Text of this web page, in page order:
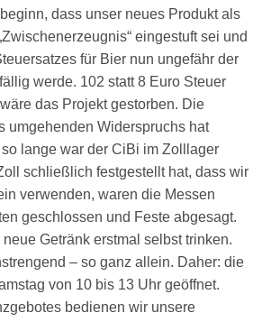
dass unser neues Produkt als
eingestuft sei und
für Bier nun ungefähr der
werde. 102 statt 8 Euro Steuer
das Projekt gestorben. Die
umgehenden Widerspruchs hat
lange war der CiBi im Zolllager
schließlich festgestellt hat, dass wir
verwenden, waren die Messen
geschlossen und Feste abgesagt.
Getränk erstmal selbst trinken.
– so ganz allein. Daher: die
von 10 bis 13 Uhr geöffnet.
bedienen wir unsere